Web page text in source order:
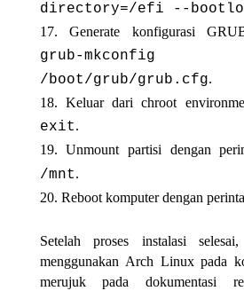
directory=/efi --
Generate konfigurasi
grub-
/boot/grub/grub.cfg.
Keluar dari chroot
exit.
Unmount partisi dengan
/mnt.
Reboot komputer dengan
Setelah proses instalasi
menggunakan Arch Linux pada
merujuk pada dokumentasi